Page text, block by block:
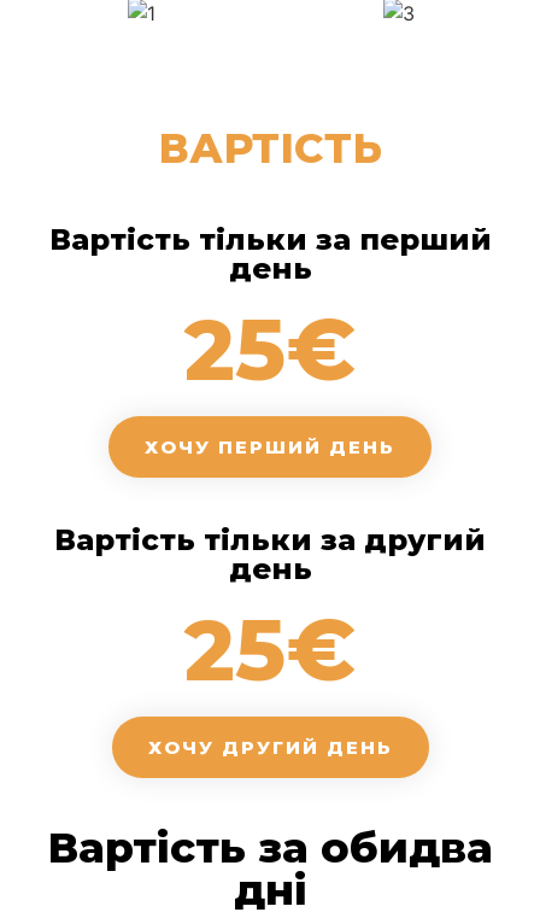
ВАРТІСТЬ
Вартість тільки за перший
день
25€
ХОЧУ ПЕРШИЙ ДЕНЬ
Вартість тільки за другий
день
25€
ХОЧУ ДРУГИЙ ДЕНЬ
Вартість за обидва
дні